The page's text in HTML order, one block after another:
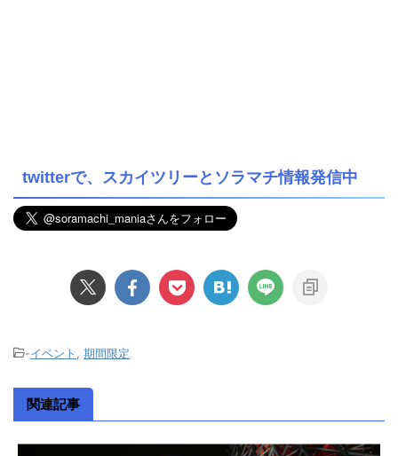
twitterで、スカイツリーとソラマチ情報発信中
-イベント , 期間限定
関連記事